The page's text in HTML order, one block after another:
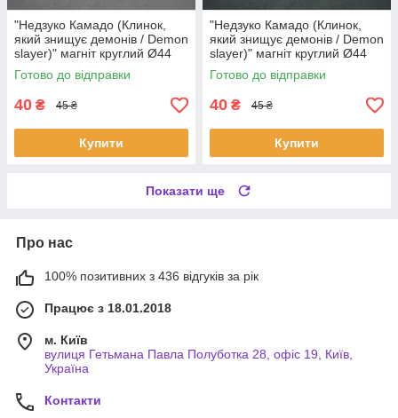
"Недзуко Камадо (Клинок,
який знищує демонів / Demon
slayer)" магніт круглий Ø44
мм
Готово до відправки
40 ₴ 45 ₴
Купити
"Недзуко Камадо (Клинок,
який знищує демонів / Demon
slayer)" магніт круглий Ø44
мм
Готово до відправки
40 ₴ 45 ₴
Купити
Показати ще
Про нас
100% позитивних з 436 відгуків за рік
Працює з 18.01.2018
м. Київ
вулиця Гетьмана Павла Полуботка 28, офіс 19, Київ,
Україна
Контакти